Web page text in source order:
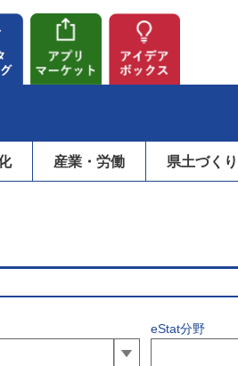
産業・労働 県土づくり
eStat分野